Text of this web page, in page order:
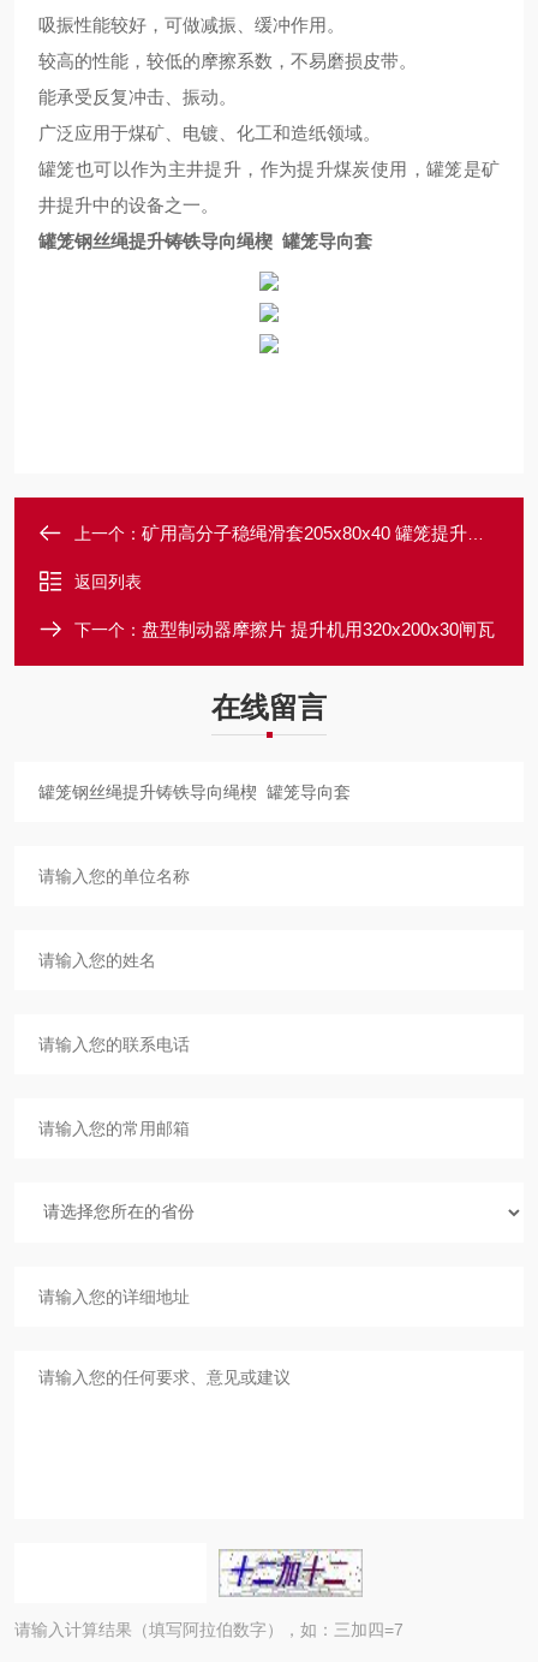
吸振性能较好 ，可做减振、缓冲作用。
较高的性能， 较低的摩擦系数，不易磨损皮带。
能承受反复冲击、振动。
广泛应用于煤矿、电镀、化工和造纸领域。
罐笼也可以作为主井提升，作为提升煤炭使用，罐笼是矿
井提升中的设备之一。
罐笼钢丝绳提升铸铁导向绳楔 罐笼导向套
上一个： 矿用高分子稳绳滑套205x80x40 罐笼提升配件
返回列表
下一个： 盘型制动器摩擦片 提升机用320x200x30闸瓦
在线留言
请输入计算结果（填写阿拉伯数字），如：三加四=7